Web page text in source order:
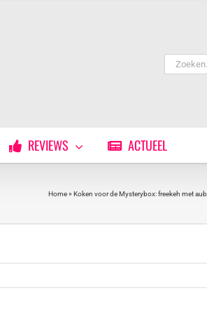
Zoeken
naar:
REVIEWS ACTUEEL
Home» Koken voor de Mysterybox: freekeh met